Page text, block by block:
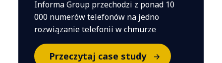
Informa Group przechodzi z ponad 10
000 numerów telefonów na jedno
rozwiązanie telefonii w chmurze
Przeczytaj case study